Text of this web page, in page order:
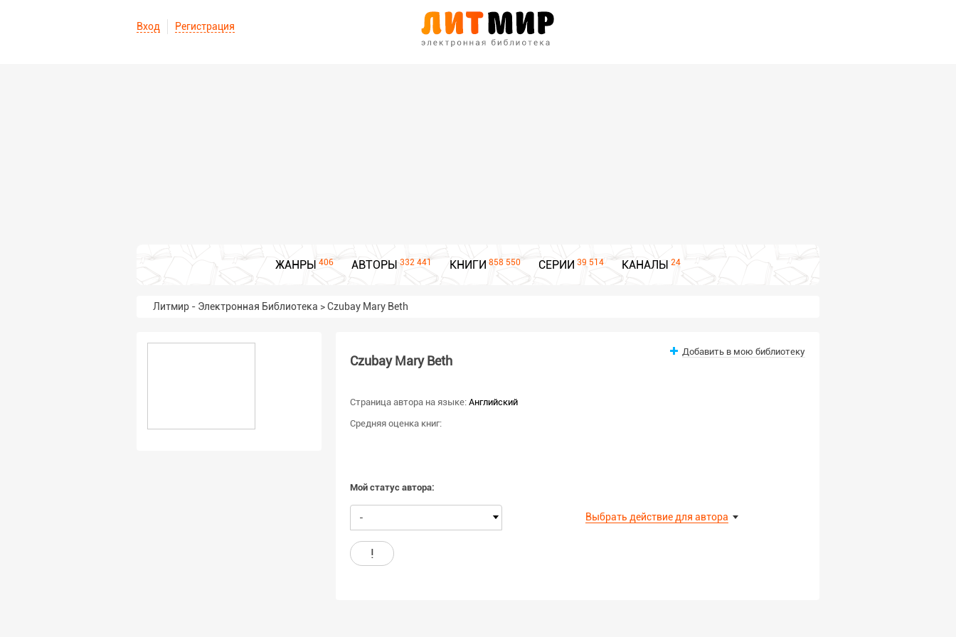
Вход Регистрация
ЖАНРЫ 406 АВТОРЫ 332 441 КНИГИ 858 550 СЕРИИ 39 514 КАНАЛЫ 24
Литмир - Электронная Библиотека >Czubay Mary Beth
Czubay Mary Beth
Добавить в мою библиотеку
Страница автора на языке: Английский
Средняя оценка книг:
Мой статус автора:
- Выбрать действие для автора
!